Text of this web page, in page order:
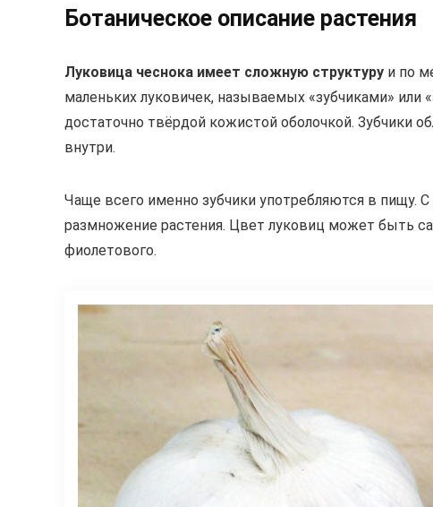
Ботаническое описание растения
Луковица чеснока имеет сложную структуру и по
маленьких луковичек, называемых «зубчиками»
достаточно твёрдой кожистой оболочкой. Зубчики
внутри.
Чаще всего именно зубчики употребляются в пищу.
размножение растения. Цвет луковиц может быть
фиолетового.